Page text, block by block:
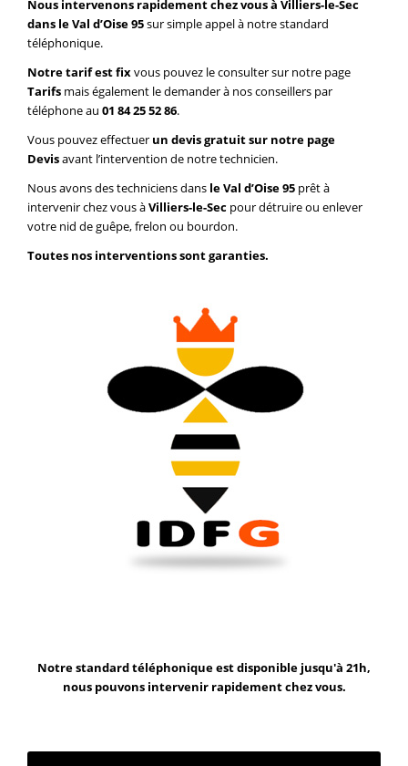
Nous intervenons rapidement chez vous à Villiers-le-Sec
dans le Val d’Oise 95sur simple appel à notre standard
téléphonique.
Notre tarif est fixvous pouvez le consulter sur notre page
Tarifs mais également le demander à nos conseillers par
téléphone au 01 84 25 52 86.
Vous pouvez effectuer un devis gratuit sur notre page
Devisavant l’intervention de notre technicien.
Nous avons des techniciens dans le Val d’Oise 95 prêt à
intervenir chez vous àVilliers-le-Sec pour détruire ou enlever
votre nid de guêpe, frelon ou bourdon.
Toutes nos interventions sont garanties.
Notre standard téléphonique est disponible jusqu'à 21h,
nous pouvons intervenir rapidement chez vous.